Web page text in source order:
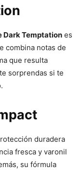
Dark Temptation es
combina notas de
que resulta
sorprendas si te
duradera
fresca y varonil
su fórmula